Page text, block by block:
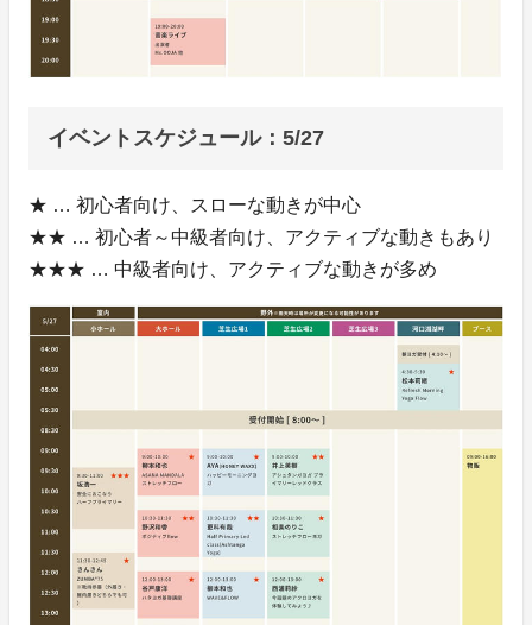
イベントスケジュール：5/27
★ … 初心者向け、スローな動きが中心
★★ … 初心者～中級者向け、アクティブな動きもあり
★★★ … 中級者向け、アクティブな動きが多め